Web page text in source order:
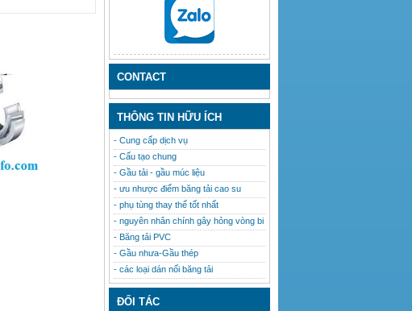
CONTACT
THÔNG TIN HỮU ÍCH
- Cung cấp dịch vụ
- Cấu tạo chung
- Gầu tải - gầu múc liệu
- ưu nhược điểm băng tải cao su
- phụ tùng thay thế tốt nhất
- nguyên nhân chính gây hỏng vòng bi
- Băng tải PVC
- Gầu nhưa-Gầu thép
- các loại dán nối băng tải
ĐỐI TÁC